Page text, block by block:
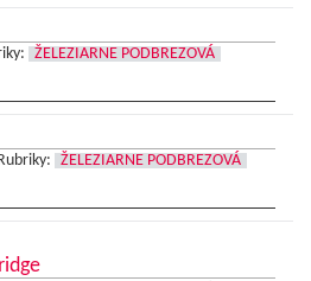
ŽELEZIARNE PODBREZOVÁ
Rubriky:
ŽELEZIARNE PODBREZOVÁ